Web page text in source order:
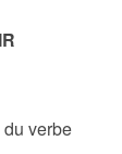
verbe